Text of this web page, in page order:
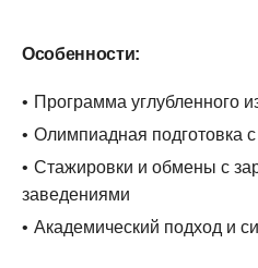
Особенности:
Программа углубленного
Олимпиадная подготовка
Стажировки и обмены с
заведениями
Академический подход и